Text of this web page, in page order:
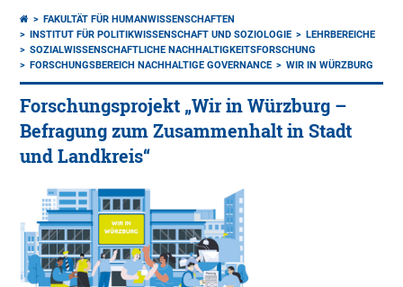
FAKULTÄT FÜR HUMANWISSENSCHAFTEN
INSTITUT FÜR POLITIKWISSENSCHAFT UND SOZIOLOGIE
LEHRBEREICHE
SOZIALWISSENSCHAFTLICHE NACHHALTIGKEITSFORSCHUNG
FORSCHUNGSBEREICH NACHHALTIGE GOVERNANCE
WIR IN WÜRZBURG
Forschungsprojekt „Wir in Würzburg –
Befragung zum Zusammenhalt in Stadt
und Landkreis“